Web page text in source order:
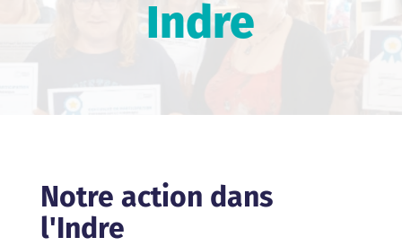
Indre
Notre action dans
l'Indre